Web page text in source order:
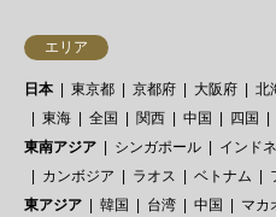
エリア
日本 東京都 京都府 大阪府 北
東海
全国 関西 中国 四国
東南アジア
シンガポール インド
カンボジア
ラオス ベトナム
東アジア
韓国 台湾 中国 マカ